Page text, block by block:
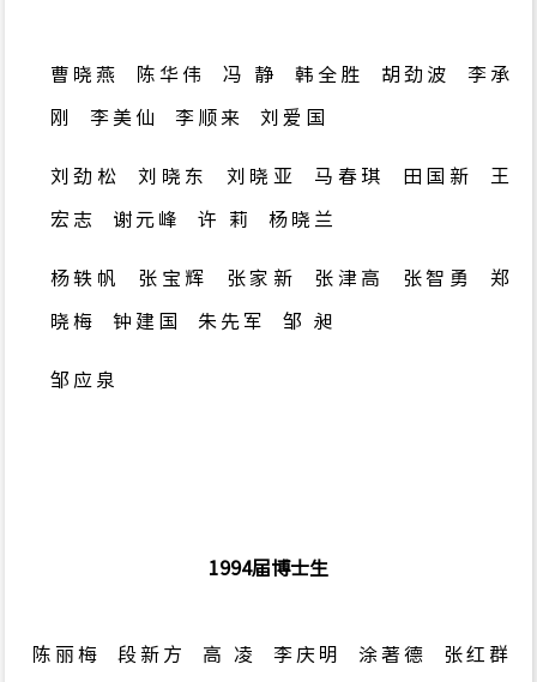
曹晓燕 陈华伟 冯 静 韩全胜 胡劲波 李承
刚 李美仙 李顺来 刘爱国
刘劲松 刘晓东 刘晓亚 马春琪 田国新 王
宏志 谢元峰 许 莉 杨晓兰
杨轶帆 张宝辉 张家新 张津高 张智勇 郑
晓梅 钟建国 朱先军 邹 昶
邹应泉
1994届博士生
陈丽梅 段新方 高 凌 李庆明 涂著德 张红群